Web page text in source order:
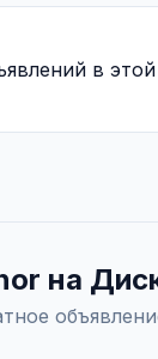
в этой
на